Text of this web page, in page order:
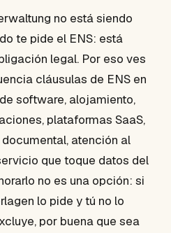
no está siendo
te pide el ENS: está
legal. Por eso ves
cláusulas de ENS en
software, alojamiento,
plataformas SaaS,
atención al
que toque datos del
no es una opción: si
lo pide y tú no lo
por buena que sea